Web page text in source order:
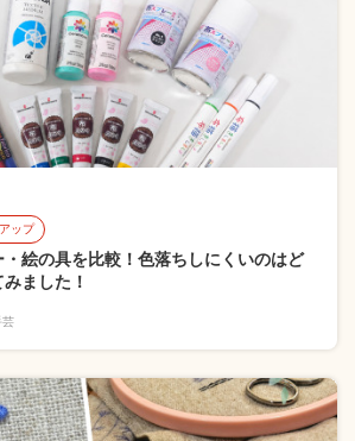
ップ
絵の具を比較！色落ちしにくいのはど
ました！
芸